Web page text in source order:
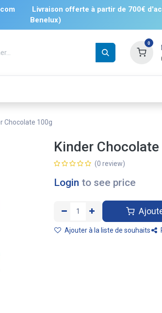
Livraison offerte à partir de 700€
Benelux)
0
Chocolate 100g
Kinder
(0 review)
Login to see price
Ajouter à la liste de souhaits